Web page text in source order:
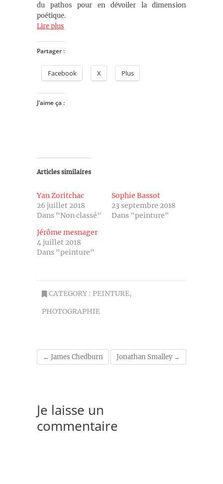
du pathos pour en dévoiler la dimension
poétique.
Lire plus
Partager :
Facebook X Plus
J’aime ça :
Articles similaires
Yan Zoritchac
26 juillet 2018
Dans "Non classé"
Sophie Bassot
23 septembre 2018
Dans "peinture"
Jérôme mesnager
4 juillet 2018
Dans "peinture"
CATEGORY : PEINTURE,
PHOTOGRAPHIE
← James Chedburn Jonathan Smalley →
Je laisse un
commentaire